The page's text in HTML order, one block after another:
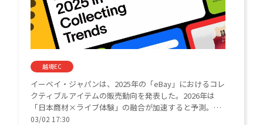
越境EC
イーベイ・ジャパンは、2025年の「eBay」におけるコレ
クティブルアイテムの販売動向を発表した。2026年は
「日本商材×ライブ体験」の融合が加速すると予測。ポ
ケモン30周年という節目も控え、さらなる市場拡大に期
03/02 17:30